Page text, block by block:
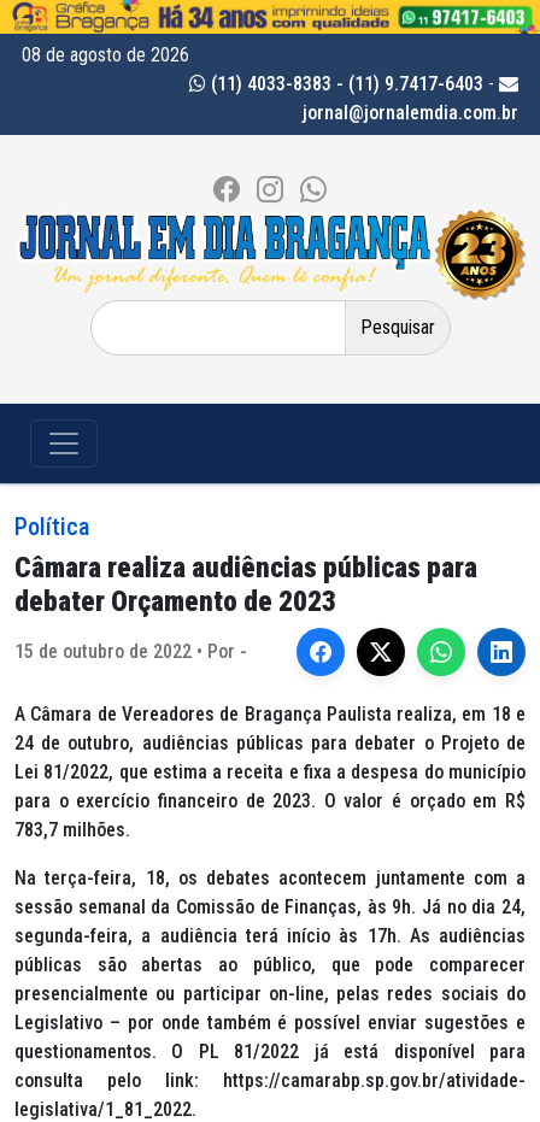
08 de agosto de 2026
(11) 4033-8383 - (11) 9.7417-6403 -
jornal@jornalemdia.com.br
Pesquisar
por:
Política
Câmara realiza audiências públicas para
debater Orçamento de 2023
15 de outubro de 2022 • Por -
A Câmara de Vereadores de Bragança Paulista realiza, em 18 e
24 de outubro, audiências públicas para debater o Projeto de
Lei 81/2022, que estima a receita e fixa a despesa do município
para o exercício financeiro de 2023. O valor é orçado em R$
783,7 milhões.
Na terça-feira, 18, os debates acontecem juntamente com a
sessão semanal da Comissão de Finanças, às 9h. Já no dia 24,
segunda-feira, a audiência terá início às 17h. As audiências
públicas são abertas ao público, que pode comparecer
presencialmente ou participar on-line, pelas redes sociais do
Legislativo – por onde também é possível enviar sugestões e
questionamentos. O PL 81/2022 já está disponível para
consulta pelo link: https://camarabp.sp.gov.br/atividade-
legislativa/1_81_2022.